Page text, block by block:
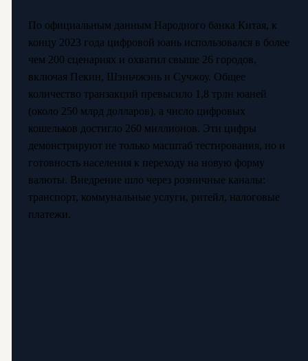
По официальным данным Народного банка Китая, к
концу 2023 года цифровой юань использовался в более
чем 200 сценариях и охватил свыше 26 городов,
включая Пекин, Шэньчжэнь и Сучжоу. Общее
количество транзакций превысило 1,8 трлн юаней
(около 250 млрд долларов), а число цифровых
кошельков достигло 260 миллионов. Эти цифры
демонстрируют не только масштаб тестирования, но и
готовность населения к переходу на новую форму
валюты. Внедрение шло через розничные каналы:
транспорт, коммунальные услуги, ритейл, налоговые
платежи.